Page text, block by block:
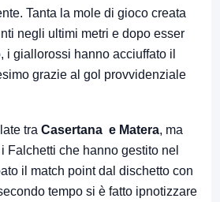
Tanta la mole di gioco creata
negli ultimi metri e dopo esser
i giallorossi hanno acciuffato il
grazie al gol provvidenziale
tra Casertana e Matera, ma
Falchetti che hanno gestito nel
il match point dal dischetto con
tempo si è fatto ipnotizzare